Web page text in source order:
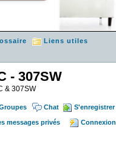
Liens utiles
- 307SW
& 307SW
Chat S'enregistrer
messages privés Connexion